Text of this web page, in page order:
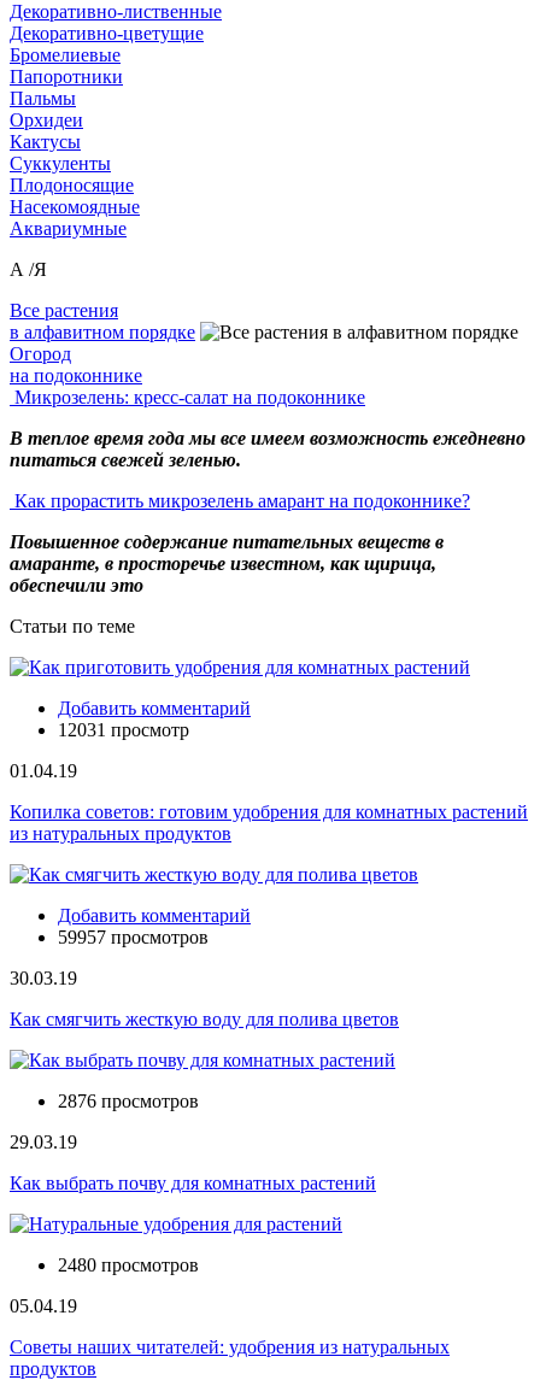
Декоративно-лиственные
Декоративно-цветущие
Бромелиевые
Папоротники
Пальмы
Орхидеи
Кактусы
Суккуленты
Плодоносящие
Насекомоядные
Аквариумные
А /Я
Все растения
в алфавитном порядке
Огород
на подоконнике
Микрозелень: кресс-салат на подоконнике
В теплое время года мы все имеем возможность ежедневно
питаться свежей зеленью.
Как прорастить микрозелень амарант на подоконнике?
Повышенное содержание питательных веществ в
амаранте, в просторечье известном, как щирица,
обеспечили это
Статьи по теме
Добавить комментарий
12031 просмотр
01.04.19
Копилка советов: готовим удобрения для комнатных растений
из натуральных продуктов
Добавить комментарий
59957 просмотров
30.03.19
Как смягчить жесткую воду для полива цветов
2876 просмотров
29.03.19
Как выбрать почву для комнатных растений
2480 просмотров
05.04.19
Советы наших читателей: удобрения из натуральных
продуктов